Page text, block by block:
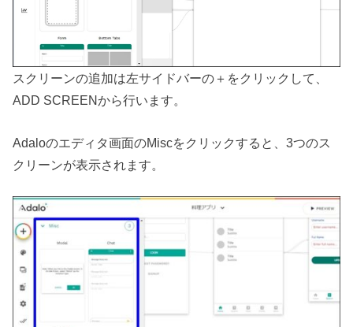
スクリーンの追加は左サイドバーの＋をクリックして、
ADD SCREENから行います。
Adaloのエディタ画面のMiscをクリックすると、3つのス
クリーンが表示されます。